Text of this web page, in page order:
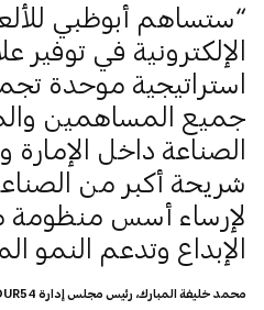
ستساهم أبوظبي
الإلكترونية في توفير
استراتيجية موحدة
جميع المساهمين
الصناعة داخل
شريحة أكبر من
لإرساء أسس منظومة
الإبداع وتدعم النمو
محمد خليفة المبارك، رئيس مجلس إدارة TWOFOUR54 أبوظبي